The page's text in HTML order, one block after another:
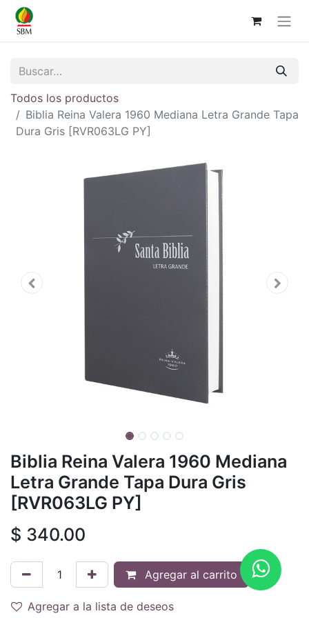
Todos los productos
Biblia Reina Valera 1960 Mediana Letra Grande Tapa
Dura Gris [RVR063LG PY]
Biblia Reina Valera 1960 Mediana
Letra Grande Tapa Dura Gris
[RVR063LG PY]
$ 340.00
Agregar al carrito
Agregar a la lista de deseos